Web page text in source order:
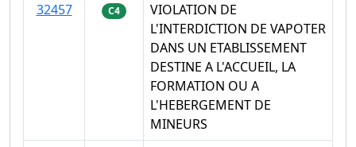
32457
C4
VIOLATION DE
L'INTERDICTION DE VAPOTER
DANS UN ETABLISSEMENT
DESTINE A L'ACCUEIL, LA
FORMATION OU A
L'HEBERGEMENT DE
MINEURS